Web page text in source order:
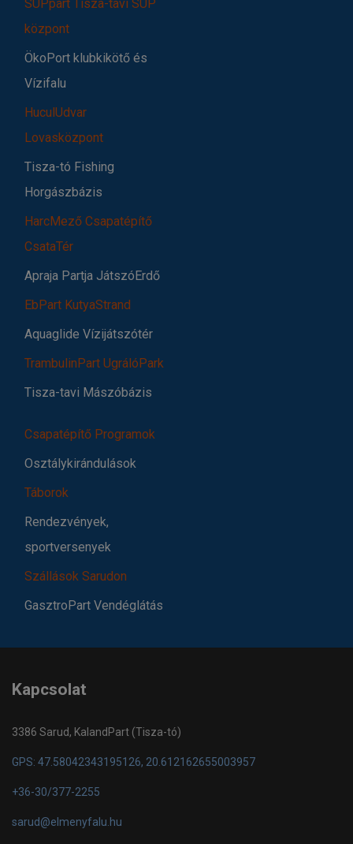
SUPpart Tisza-tavi SUP
központ
ÖkoPort klubkikötő és
Vízifalu
HuculUdvar
Lovasközpont
Tisza-tó Fishing
Horgászbázis
HarcMező Csapatépítő
CsataTér
Apraja Partja JátszóErdő
EbPart KutyaStrand
Aquaglide Vízijátszótér
TrambulinPart UgrálóPark
Tisza-tavi Mászóbázis
Csapatépítő Programok
Osztálykirándulások
Táborok
Rendezvények,
sportversenyek
Szállások Sarudon
GasztroPart Vendéglátás
Kapcsolat
3386 Sarud, KalandPart (Tisza-tó)
GPS: 47.58042343195126, 20.612162655003957
+36-30/377-2255
sarud@elmenyfalu.hu